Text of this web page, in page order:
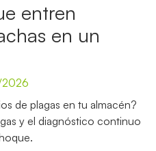
entren
en un
de plagas en tu almacén?
y el diagnóstico continuo